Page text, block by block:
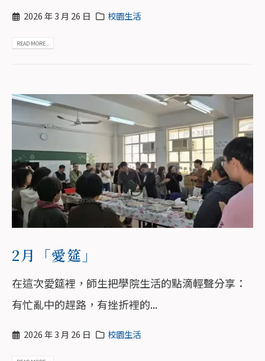
2026 年 3 月 26 日 校園生活
READ MORE...
2月「愛筵」
在這次愛筵裡，師生把學院生活的點滴輕聲分享：
有忙亂中的趕路，有挫折裡的...
2026 年 3 月 26 日 校園生活